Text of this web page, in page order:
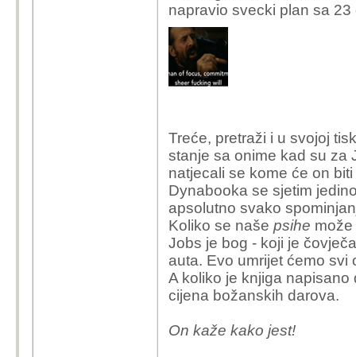
napravio svecki plan sa
Treće, pretraži i u svojoj
stanje sa onime kad su za
natjecali se kome će on
Dynabooka se sjetim
apsolutno svako
Koliko se naše psihe
Jobs je bog - koji je
auta. Evo umrijet ćemo
A koliko je knjiga napisano
cijena božanskih darova.
On kaže kako jest!